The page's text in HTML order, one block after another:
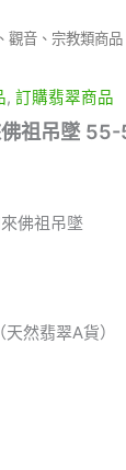
觀音、宗教類商品
, 訂購翡翠商品
祖吊墜
佛祖吊墜
然翡翠A貨）